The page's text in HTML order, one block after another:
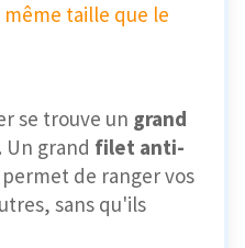
même taille que le
se trouve un grand
. Un grand filet anti-
de ranger vos
sans qu'ils